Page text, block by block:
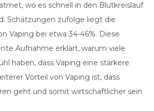
wo es schnell in den Blutkreislauf
Schätzungen zufolge liegt die
Vaping bei etwa 34-46%. Diese
Aufnahme erklärt, warum viele
haben, dass Vaping eine stärkere
Vorteil von Vaping ist, dass
geht und somit wirtschaftlicher sein